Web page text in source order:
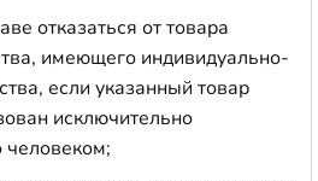
отказаться от товара
имеющего индивидуально-
если указанный товар
исключительно